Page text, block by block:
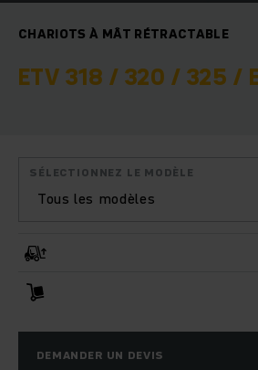
CHARIOTS À MÂT RÉTRACTABLE
ETV 318 / 320 / 325 /
Tous les modèles
SÉLECTIONNEZ LE MODÈLE
DEMANDER UN DEVIS